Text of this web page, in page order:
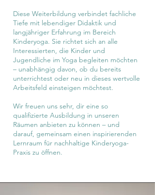
Diese Weiterbildung verbindet fachliche
Tiefe mit lebendiger Didaktik und
langjähriger Erfahrung im Bereich
Kinderyoga. Sie richtet sich an alle
Interessierten, die Kinder und
Jugendliche im Yoga begleiten möchten
– unabhängig davon, ob du bereits
unterrichtest oder neu in dieses wertvolle
Arbeitsfeld einsteigen möchtest.
Wir freuen uns sehr, dir eine so
qualifizierte Ausbildung in unseren
Räumen anbieten zu können – und
darauf, gemeinsam einen inspirierenden
Lernraum für nachhaltige Kinderyoga-
Praxis zu öffnen.